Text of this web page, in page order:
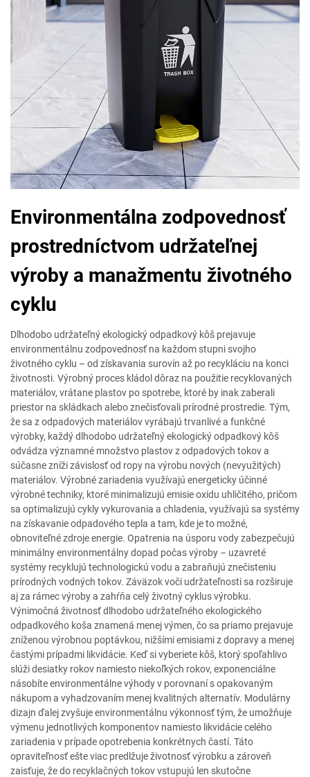
Environmentálna zodpovednosť
prostredníctvom udržateľnej
výroby a manažmentu životného
cyklu
Dlhodobo udržateľný ekologický odpadkový kôš prejavuje
environmentálnu zodpovednosť na každom stupni svojho
životného cyklu – od získavania surovín až po recykláciu na konci
životnosti. Výrobný proces kládol dôraz na použitie recyklovaných
materiálov, vrátane plastov po spotrebe, ktoré by inak zaberali
priestor na skládkach alebo znečisťovali prírodné prostredie. Tým,
že sa z odpadových materiálov vyrábajú trvanlivé a funkčné
výrobky, každý dlhodobo udržateľný ekologický odpadkový kôš
odvádza významné množstvo plastov z odpadových tokov a
súčasne zníži závislosť od ropy na výrobu nových (nevyužitých)
materiálov. Výrobné zariadenia využívajú energeticky účinné
výrobné techniky, ktoré minimalizujú emisie oxidu uhličitého, pričom
sa optimalizujú cykly vykurovania a chladenia, využívajú sa systémy
na získavanie odpadového tepla a tam, kde je to možné,
obnoviteľné zdroje energie. Opatrenia na úsporu vody zabezpečujú
minimálny environmentálny dopad počas výroby – uzavreté
systémy recyklujú technologickú vodu a zabraňujú znečisteniu
prírodných vodných tokov. Záväzok voči udržateľnosti sa rozširuje
aj za rámec výroby a zahŕňa celý životný cyklus výrobku.
Výnimočná životnosť dlhodobo udržateľného ekologického
odpadkového koša znamená menej výmen, čo sa priamo prejavuje
zníženou výrobnou poptávkou, nižšími emisiami z dopravy a menej
častými prípadmi likvidácie. Keď si vyberiete kôš, ktorý spoľahlivo
slúži desiatky rokov namiesto niekoľkých rokov, exponenciálne
násobíte environmentálne výhody v porovnaní s opakovaným
nákupom a vyhadzovaním menej kvalitných alternatív. Modulárny
dizajn ďalej zvyšuje environmentálnu výkonnosť tým, že umožňuje
výmenu jednotlivých komponentov namiesto likvidácie celého
zariadenia v prípade opotrebenia konkrétnych častí. Táto
opraviteľnosť ešte viac predlžuje životnosť výrobku a zároveň
zaisťuje, že do recyklačných tokov vstupujú len skutočne